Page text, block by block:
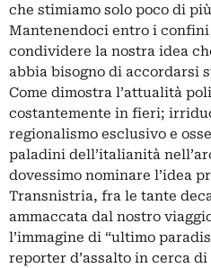
che stimiamo solo poco di
Mantenendoci entro i
condividere la nostra idea
abbia bisogno di accordarsi
Come dimostra l’attualità
costantemente in fieri;
regionalismo esclusivo e
paladini dell’italianità
dovessimo nominare l’idea
Transnistria, fra le tante
ammaccata dal nostro
l’immagine di “ultimo
reporter d’assalto in cerca